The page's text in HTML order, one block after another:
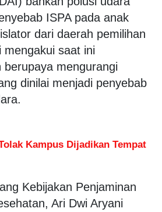
ISPA pada anak
dari daerah pemilihan
mengakui saat ini
berupaya mengurangi
dinilai menjadi penyebab
Kampus Dijadikan Tempat
Kebijakan Penjaminan
Ari Dwi Aryani